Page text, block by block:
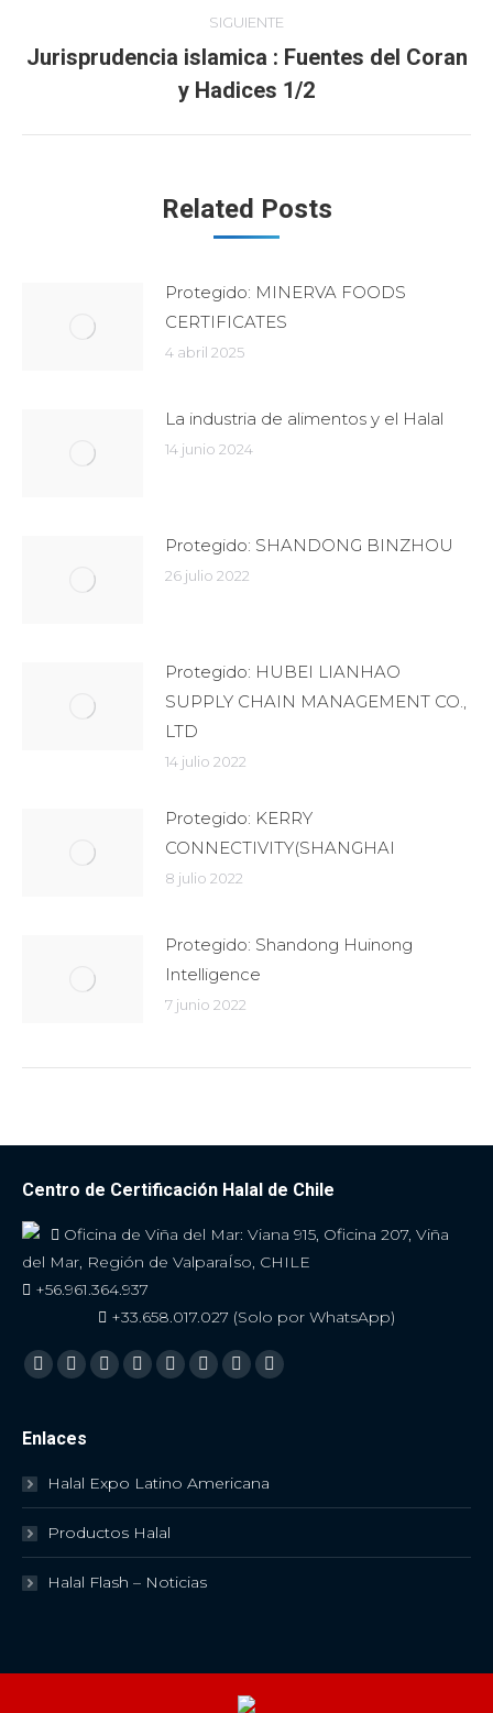
SIGUIENTE
Publicación
siguiente:
Jurisprudencia islamica : Fuentes del Coran
y Hadices 1/2
Related Posts
Protegido: MINERVA FOODS
CERTIFICATES
4 abril 2025
La industria de alimentos y el Halal
14 junio 2024
Protegido: SHANDONG BINZHOU
26 julio 2022
Protegido: HUBEI LIANHAO
SUPPLY CHAIN MANAGEMENT CO.,
LTD
14 julio 2022
Protegido: KERRY
CONNECTIVITY(SHANGHAI
8 julio 2022
Protegido: Shandong Huinong
Intelligence
7 junio 2022
Centro de Certificación Halal de Chile
Oficina de Viña del Mar: Viana 915, Oficina 207, Viña
del Mar, Región de ValparaÍso, CHILE
+56.961.364.937
+33.658.017.027 (Solo por WhatsApp)
Encuéntranos en:
Facebook
TwitterYouTube
Linkedin
SkypeInstagram
MailViber
Enlaces
Halal Expo Latino Americana
Productos Halal
Halal Flash – Noticias